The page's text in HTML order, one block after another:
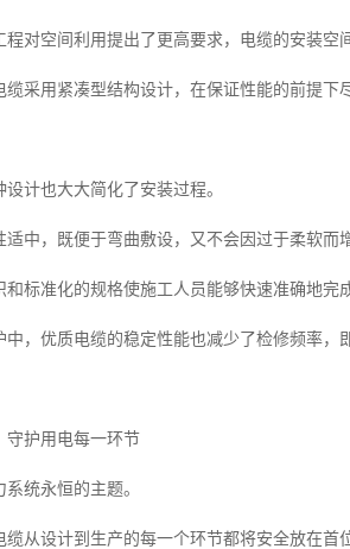
程对空间利用提出了更高要求，电缆的安装空
缆采用紧凑型结构设计，在保证性能的前提下
设计也大大简化了安装过程。
适中，既便于弯曲敷设，又不会因过于柔软而
和标准化的规格使施工人员能够快速准确地完
中，优质电缆的稳定性能也减少了检修频率，
守护用电每一环节
系统永恒的主题。
缆从设计到生产的每一个环节都将安全放在首